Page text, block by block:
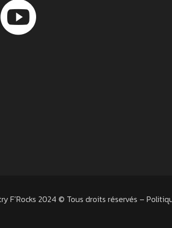
F’Rocks 2024 © Tous droits réservés –